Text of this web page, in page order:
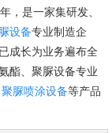
，是一家集研发、
设备专业制造企
成长为业务遍布全
酯、聚脲设备专业
聚脲喷涂设备等产品